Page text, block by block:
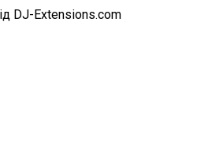
DJ-Extensions.com